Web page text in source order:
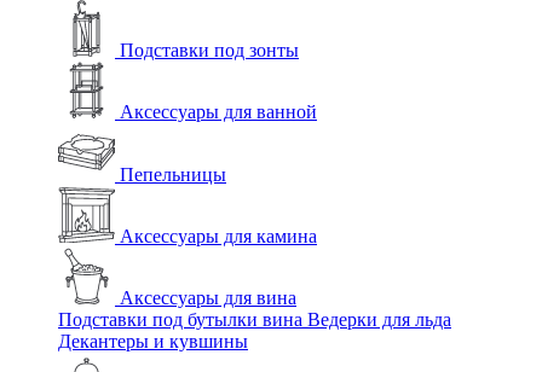
Подставки под зонты
Аксессуары для ванной
Пепельницы
Аксессуары для камина
Аксессуары для вина
Подставки под бутылки вина Ведерки для льда
Декантеры и кувшины